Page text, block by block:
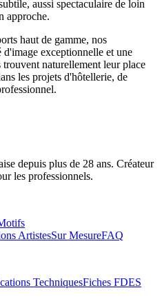
aussi spectaculaire de loin
approche.
haut de gamme, nos
exceptionnelle et une
naturellement leur place
les projets d'hôtellerie, de
depuis plus de 28 ans. Créateur
les professionnels.
ArtistesSur MesureFAQ
TechniquesFiches FDES